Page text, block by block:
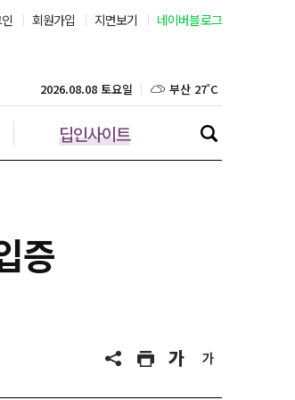
회원가입 지면보기 네이버블로그
딥인사이트
2026.08.08 토요일 대구 25˚C
인천 29˚C
제주 29˚C
증